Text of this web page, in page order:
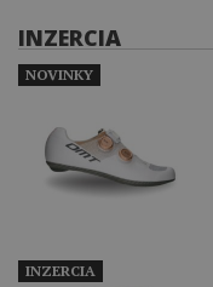
INZERCIA
NOVINKY
INZERCIA